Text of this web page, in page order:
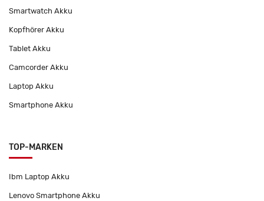
Smartwatch Akku
Kopfhörer Akku
Tablet Akku
Camcorder Akku
Laptop Akku
Smartphone Akku
TOP-MARKEN
Ibm Laptop Akku
Lenovo Smartphone Akku